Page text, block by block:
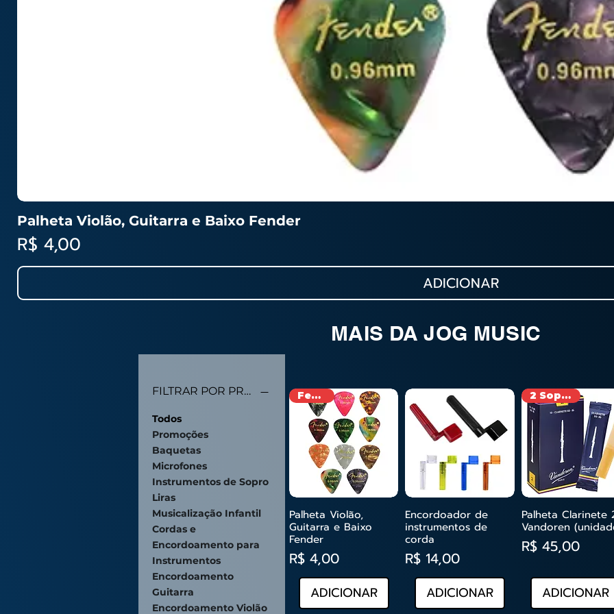
Palheta Violão, Guitarra e Baixo Fender
Preço
R$ 4,00
ADICIONAR
MAIS DA JOG MUSIC
FILTRAR POR PRODUTO
Todos
Promoções
Baquetas
Microfones
Instrumentos de Sopro
Liras
Musicalização Infantil
Cordas e
Encordoamento para
Instrumentos
Encordoamento
Guitarra
Encordoamento Violão
Visualização rápida
Fender
Palheta Violão,
Guitarra e Baixo
Fender
Preço
R$ 4,00
ADICIONAR
Visualização rápida
Encordoador de
instrumentos de
corda
Preço
R$ 14,00
ADICIONAR
Visualização
2 Soprano
Palheta Clarinete
Vandoren
Preço
R$ 45,00
ADICIONAR